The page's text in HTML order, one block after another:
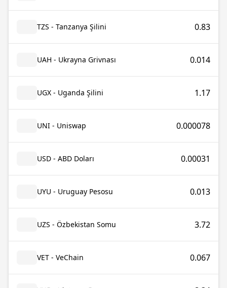
TZS - Tanzanya Şilini 0.83
UAH - Ukrayna Grivnası 0.014
UGX - Uganda Şilini 1.17
UNI - Uniswap 0.000078
USD - ABD Doları 0.00031
UYU - Uruguay Pesosu 0.013
UZS - Özbekistan Somu 3.72
VET - VeChain 0.067